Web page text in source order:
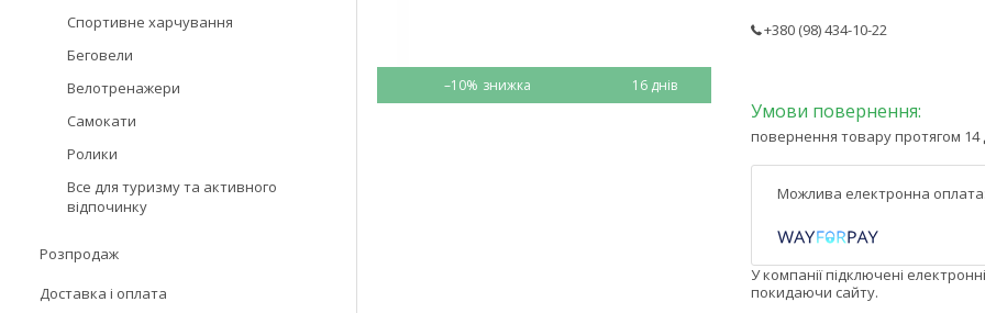
–10% 16 днів
+380 (98) 434-10-22
повернення товару протягом 14
У компанії підключені
покидаючи сайту.
Спортивне харчування
Беговели
Велотренажери
Самокати
Ролики
Все для туризму та активного
відпочинку
Розпродаж
Доставка і оплата